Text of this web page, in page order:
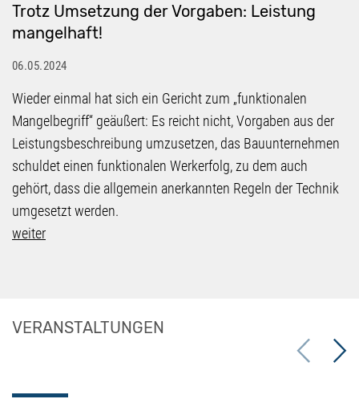
Trotz Umsetzung der Vorgaben: Leistung
mangelhaft!
06.05.2024
Wieder einmal hat sich ein Gericht zum „funktionalen
Mangelbegriff“ geäußert: Es reicht nicht, Vorgaben aus der
Leistungsbeschreibung umzusetzen, das Bauunternehmen
schuldet einen funktionalen Werkerfolg, zu dem auch
gehört, dass die allgemein anerkannten Regeln der Technik
umgesetzt werden.
weiter
VERANSTALTUNGEN
Previous Next